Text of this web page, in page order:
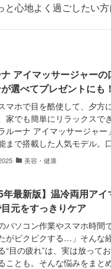
心地よく過ごしたい方
アイマッサージャー
選べてプレゼントにも！
マホで目を酷使して、夕
家でも簡単にリラックスで
ルーナ アイマッサージャ
まで搭載した人気モデル。
美容・健康
年最新版】温冷両用ア
元をすっきりケア
パソコン作業やスマホ時間
がピクピクする…」そんな
“目の疲れ”は、実は放って
ことも。そんな悩みをまと